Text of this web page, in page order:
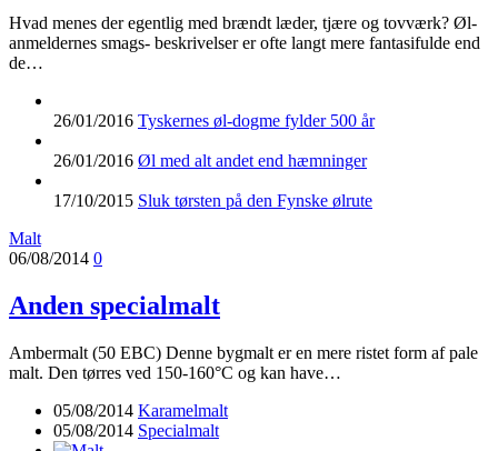
Hvad menes der egentlig med brændt læder, tjære og tovværk? Øl-
anmeldernes smags- beskrivelser er ofte langt mere fantasifulde end
de…
26/01/2016 Tyskernes øl-dogme fylder 500 år
26/01/2016 Øl med alt andet end hæmninger
17/10/2015 Sluk tørsten på den Fynske ølrute
Malt
06/08/2014 0
Anden specialmalt
Ambermalt (50 EBC) Denne bygmalt er en mere ristet form af pale
malt. Den tørres ved 150-160°C og kan have…
05/08/2014 Karamelmalt
05/08/2014 Specialmalt